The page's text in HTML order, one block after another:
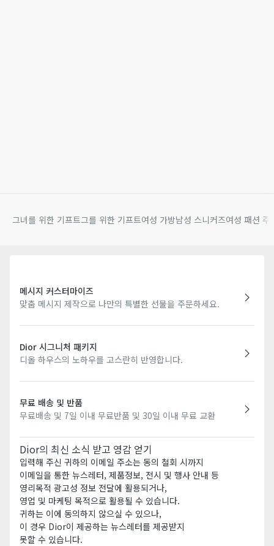
그녀를 위한 기프트그를 위한 기프트여성 가방남성 스니커즈여성 패션 주
메시지 커스터마이즈
맞춤 메시지 제작으로 나만의 특별한 선물을 주문하세요.
Dior 시그니처 패키지
디올 하우스의 노하우를 고스란히 반영합니다.
무료 배송 및 반품
무료배송 및 7일 이내 무료반품 및 30일 이내 무료 교환
Dior의 최신 소식 받고 영감 얻기
입력해 주신 귀하의 이메일 주소는 동의 철회 시까지
이메일을 통한 뉴스레터, 제품정보, 전시 및 행사 안내 등
영리목적 광고성 정보 전달에 활용되거나,
영업 및 마케팅 목적으로 활용될 수 있습니다.
귀하는 이에 동의하지 않으실 수 있으나,
이 경우 Dior이 제공하는 뉴스레터를 제공받지
못할 수 있습니다.